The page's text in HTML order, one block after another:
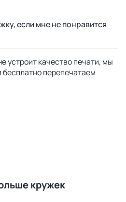
если мне не понравится
устроит качество печати, мы
перепечатаем
кружек